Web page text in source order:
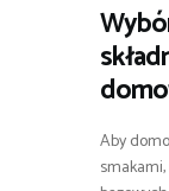
Aby